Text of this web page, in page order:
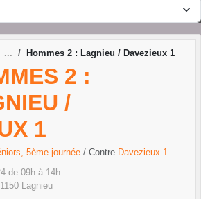
Hommes 2 : Lagnieu / Davezieux 1
2 :
/
1
5ème journée / Contre Davezieux 1
de 09h à 14h
Lagnieu